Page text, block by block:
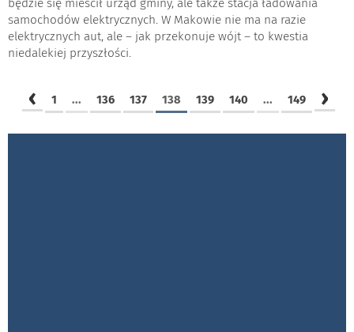
będzie się mieścił urząd gminy, ale także stacja ładowania
samochodów elektrycznych. W Makowie nie ma na razie
elektrycznych aut, ale – jak przekonuje wójt – to kwestia
niedalekiej przyszłości.
‹ 1 ... 136 137 138 139 140 ... 149 ›